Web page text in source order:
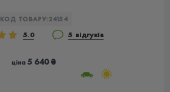
КОД ТОВАРУ:24154
5.0 5 відгуків
ціна5 640 ₴